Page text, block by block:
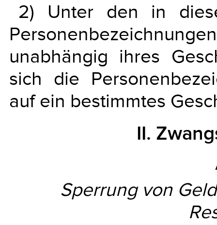
2) Unter den in
unabhängig ihres
sich die
auf ein bestimmtes
II.
Sperrung von